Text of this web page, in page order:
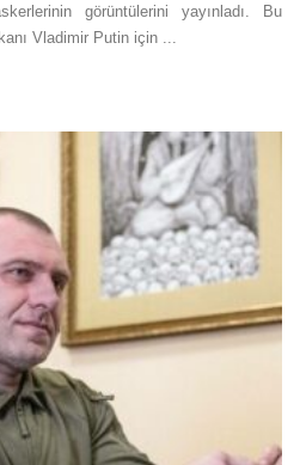
görüntülerini yayınladı. Bu
Vladimir Putin için ...